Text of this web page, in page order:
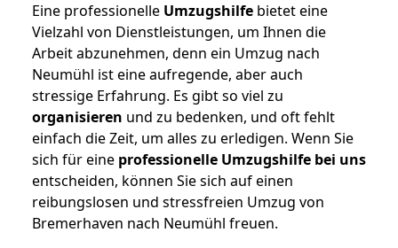
Eine professionelle Umzugshilfe bietet eine
Vielzahl von Dienstleistungen, um Ihnen die
Arbeit abzunehmen, denn ein Umzug nach
Neumühl ist eine aufregende, aber auch
stressige Erfahrung. Es gibt so viel zu
organisieren und zu bedenken, und oft fehlt
einfach die Zeit, um alles zu erledigen. Wenn Sie
sich für eine professionelle Umzugshilfe bei uns
entscheiden, können Sie sich auf einen
reibungslosen und stressfreien Umzug von
Bremerhaven nach Neumühl freuen.